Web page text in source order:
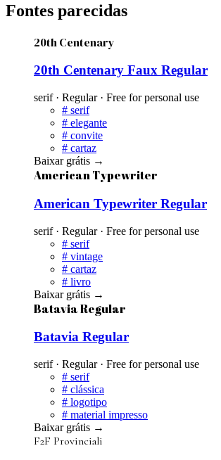
Fontes parecidas
20th Centenary
20th Centenary Faux Regular
serif · Regular · Free for personal use
# serif
# elegante
# convite
# cartaz
Baixar grátis →
American Typewriter
American Typewriter Regular
serif · Regular · Free for personal use
# serif
# vintage
# cartaz
# livro
Baixar grátis →
Batavia Regular
Batavia Regular
serif · Regular · Free for personal use
# serif
# clássica
# logotipo
# material impresso
Baixar grátis →
F2F Provinciali